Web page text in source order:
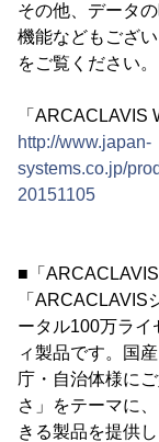
その他、データ
機能などもござ
をご覧ください。
「ARCACLAVIS
http://www.japan-
systems.co.jp/
20151105
■「
「ARCACLAVIS
ータル100万ライ
ィ製品です。国
庁・自治体様に
さ」をテーマに
きる製品を提供し